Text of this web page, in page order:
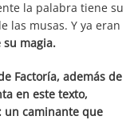
la palabra tiene su
las musas. Y ya eran
su magia.
Factoría, además de
en este texto,
un caminante que